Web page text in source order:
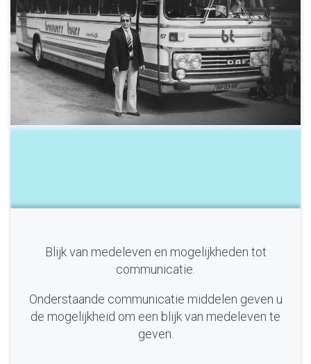
Blijk van medeleven en mogelijkheden tot
communicatie.
Onderstaande communicatie middelen geven u
de mogelijkheid om een blijk van medeleven te
geven.